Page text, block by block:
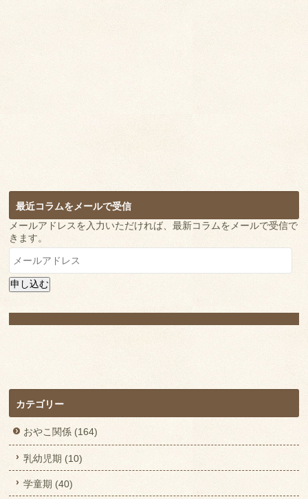
最近コラムをメールで受信
メールアドレスを入力いただければ、最新コラムをメールで受信で
きます。
メ
ー
ル
ア
レ
ス
申し込む
カテゴリー
おやこ関係 (164)
乳幼児期 (10)
学童期 (40)